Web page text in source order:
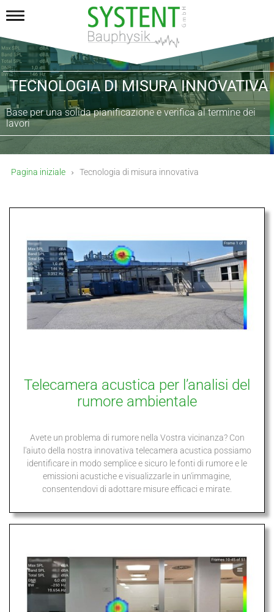
TECNOLOGIA DI MISURA INNOVATIVA
Base per una solida pianificazione e verifica al termine dei
lavori
Pagina iniziale Tecnologia di misura innovativa
Telecamera acustica per l’analisi del
rumore ambientale
Avete un problema di rumore nella Vostra vicinanza? Con
l'aiuto della nostra innovativa telecamera acustica possiamo
identificare in modo semplice e sicuro le fonti di rumore e le
emissioni acustiche e visualizzarle in un'immagine,
consentendovi di adottare misure efficaci e mirate.